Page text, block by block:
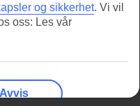
og sikkerhet. Vi vil
oss: Les vår
Avvis